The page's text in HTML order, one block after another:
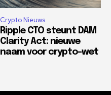
Crypto Nieuws
Ripple CTO steunt DAM
Clarity Act: nieuwe
naam voor crypto-wet